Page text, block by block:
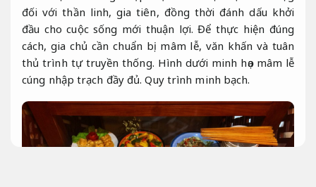
đối với thần linh, gia tiên, đồng thời đánh dấu khởi
đầu cho cuộc sống mới thuận lợi. Để thực hiện đúng
cách, gia chủ cần chuẩn bị mâm lễ, văn khấn và tuân
thủ trình tự truyền thống. Hình dưới minh họa mâm lễ
cúng nhập trạch đầy đủ.Quy trình minh bạch.